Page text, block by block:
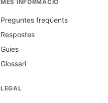
MÉS INFORMACIÓ
Preguntes freqüents
Respostes
Guies
Glossari
LEGAL